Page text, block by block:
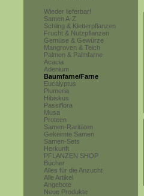
Wieder lieferbar!
Samen A-Z
Schling & Kletterpflanzen
Frucht & Nutzpflanzen
Gemüse & Gewürze
Mangroven & Teich
Palmen & Palmfarne
Acacia
Adenium
Baumfarne/Farne
Eucalyptus
Plumeria
Hibiskus
Passiflora
Musa
Proteen
Samen-Raritäten
Gekeimte Samen
Samen-Sets
Herkunft
PFLANZEN SHOP
Bücher
Alles für die Anzucht
Alle Artikel
Angebote
Neue Produkte